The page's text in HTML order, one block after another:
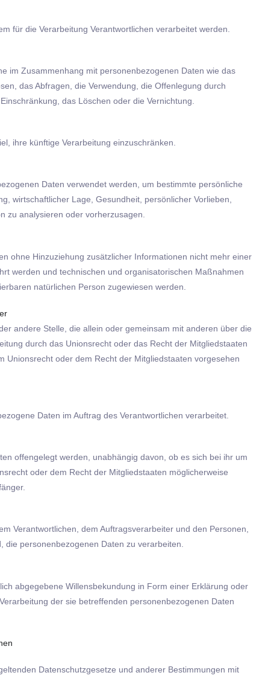
für die Verarbeitung Verantwortlichen verarbeitet werden.
im Zusammenhang mit personenbezogenen Daten wie das
das Abfragen, die Verwendung, die Offenlegung durch
das Löschen oder die Vernichtung.
ihre künftige Verarbeitung einzuschränken.
Daten verwendet werden, um bestimmte persönliche
wirtschaftlicher Lage, Gesundheit, persönlicher Vorlieben,
zu analysieren oder vorherzusagen.
ohne Hinzuziehung zusätzlicher Informationen nicht mehr einer
werden und technischen und organisatorischen Maßnahmen
natürlichen Person zugewiesen werden.
andere Stelle, die allein oder gemeinsam mit anderen über die
durch das Unionsrecht oder das Recht der Mitgliedstaaten
Unionsrecht oder dem Recht der Mitgliedstaaten vorgesehen
Daten im Auftrag des Verantwortlichen verarbeitet.
offengelegt werden, unabhängig davon, ob es sich bei ihr um
oder dem Recht der Mitgliedstaaten möglicherweise
Verantwortlichen, dem Auftragsverarbeiter und den Personen,
die personenbezogenen Daten zu verarbeiten.
abgegebene Willensbekundung in Form einer Erklärung oder
der sie betreffenden personenbezogenen Daten
Datenschutzgesetze und anderer Bestimmungen mit